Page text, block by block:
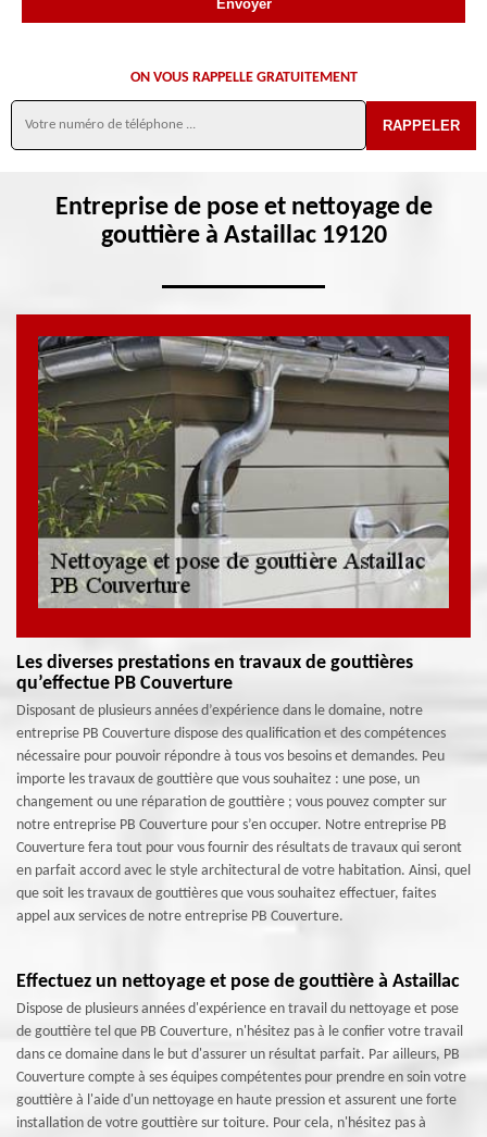
ON VOUS RAPPELLE GRATUITEMENT
Entreprise de pose et nettoyage de
gouttière à Astaillac 19120
Les diverses prestations en travaux de gouttières
qu’effectue PB Couverture
Disposant de plusieurs années d’expérience dans le domaine, notre
entreprise PB Couverture dispose des qualification et des compétences
nécessaire pour pouvoir répondre à tous vos besoins et demandes. Peu
importe les travaux de gouttière que vous souhaitez : une pose, un
changement ou une réparation de gouttière ; vous pouvez compter sur
notre entreprise PB Couverture pour s’en occuper. Notre entreprise PB
Couverture fera tout pour vous fournir des résultats de travaux qui seront
en parfait accord avec le style architectural de votre habitation. Ainsi, quel
que soit les travaux de gouttières que vous souhaitez effectuer, faites
appel aux services de notre entreprise PB Couverture.
Effectuez un nettoyage et pose de gouttière à Astaillac
Dispose de plusieurs années d'expérience en travail du nettoyage et pose
de gouttière tel que PB Couverture, n'hésitez pas à le confier votre travail
dans ce domaine dans le but d'assurer un résultat parfait. Par ailleurs, PB
Couverture compte à ses équipes compétentes pour prendre en soin votre
gouttière à l'aide d'un nettoyage en haute pression et assurent une forte
installation de votre gouttière sur toiture. Pour cela, n'hésitez pas à